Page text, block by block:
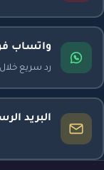
واتساب
رد سريع
البريد